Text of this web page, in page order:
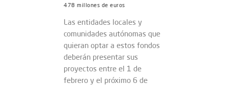
478 millones de euros
Las entidades locales y
comunidades autónomas que
quieran optar a estos fondos
deberán presentar sus
proyectos entre el 1 de
febrero y el próximo 6 de